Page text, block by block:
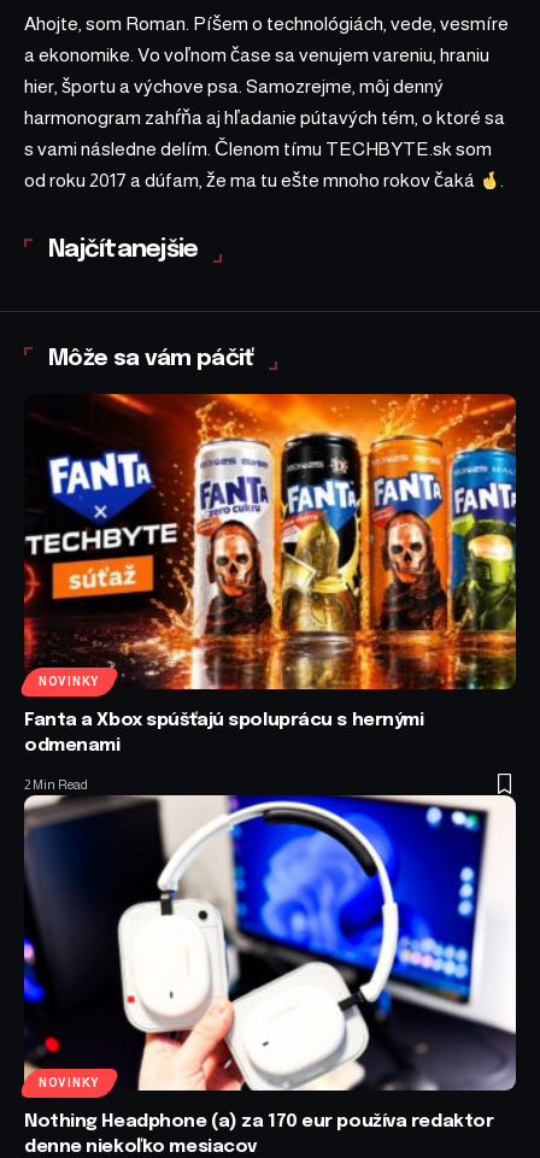
Ahojte, som Roman. Píšem o technológiách, vede, vesmíre
a ekonomike. Vo voľnom čase sa venujem vareniu, hraniu
hier, športu a výchove psa. Samozrejme, môj denný
harmonogram zahŕňa aj hľadanie pútavých tém, o ktoré sa
s vami následne delím. Členom tímu TECHBYTE.sk som
od roku 2017 a dúfam, že ma tu ešte mnoho rokov čaká
.
Najčítanejšie
Môže sa vám páčiť
NOVINKY
Fanta a Xbox spúšťajú spoluprácu s hernými
odmenami
2 Min Read
NOVINKY
Nothing Headphone (a) za 170 eur používa redaktor
denne niekoľko mesiacov